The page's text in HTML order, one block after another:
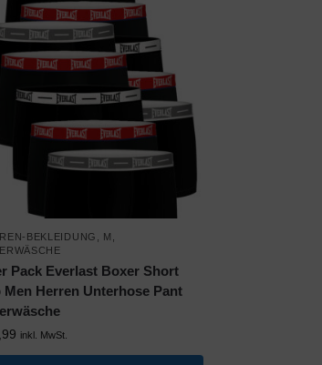
BEKLEIDUNG M
Pack Everlast Boxer Short
Men Herren Unterhose Pant
inkl. MwSt.